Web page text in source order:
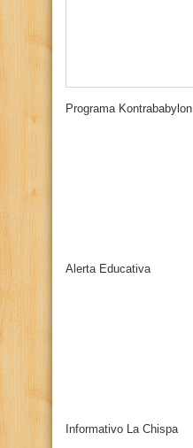
Programa Kontrababylon
Alerta Educativa
Informativo La Chispa